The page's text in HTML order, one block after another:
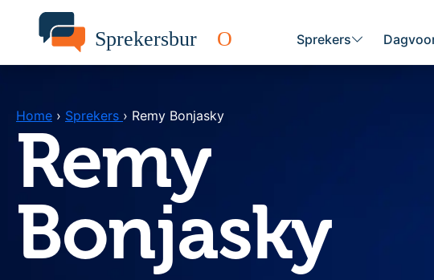
Sprekers
Home › Sprekers › Remy Bonjasky
Remy
Bonjasky